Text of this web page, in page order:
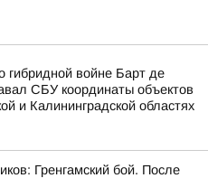
гибридной войне Барт де
СБУ координаты объектов
и Калининградской областях
Гренгамский бой. После